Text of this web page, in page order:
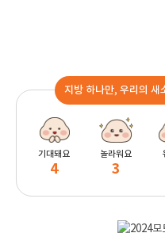
지방 하나만, 우리의 새
기대돼요
4
놀라워요
3